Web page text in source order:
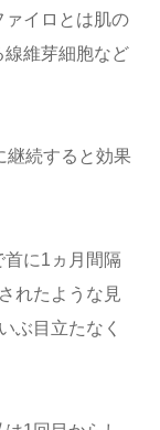
イロとは肌の
線維芽細胞など
続すると効果
に1ヵ月間隔
れたような見
ぶ目立たなく